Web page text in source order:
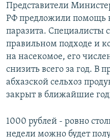
Представители
РФ предложили помощь
паразита. Специалисты
правильном подходе и
на насекомое, его
снизить всего за год. В
абхазской сельхоз
закрыт в ближайшие
1000 рублей - ровно
недели можно будет